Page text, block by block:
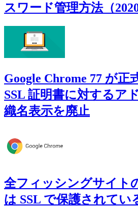
スワード管理方法（
Google Chrome 77 が正
SSL 証明書に対するア
織名表示を廃止
全フィッシングサイト
は SSL で保護されてい